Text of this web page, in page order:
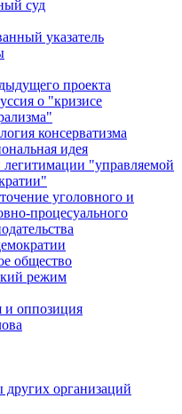
суд
указатель
проекта
о "кризисе
консерватизма
идея
"управляемой
уголовного и
процесуального
общество
режим
и оппозиция
организаций